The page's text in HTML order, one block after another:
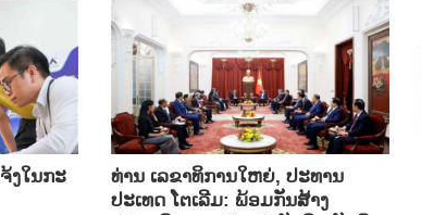
ງໃນກະ
ທ່ານ ເລຂາທິການໃຫຍ່, ປະທານ
ປະເທດ ໂຕເລີມ: ພ້ອມກັນສ້າງ